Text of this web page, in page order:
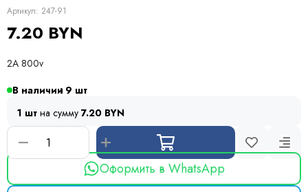
Резисторы
Предохранители
Дроссели
Фоточувствительные элементы
Артикул: 247-91
7.20 BYN
2A 800v
В наличии 9
1 шт на сумму 7.20 BYN
Оформить в WhatsApp